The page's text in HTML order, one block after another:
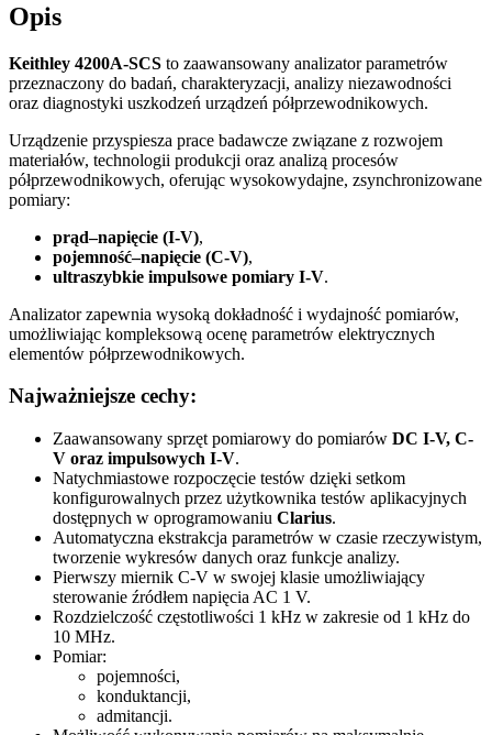
Opis
Keithley 4200A-SCS to zaawansowany analizator parametrów
przeznaczony do badań, charakteryzacji, analizy niezawodności
oraz diagnostyki uszkodzeń urządzeń półprzewodnikowych.
Urządzenie przyspiesza prace badawcze związane z rozwojem
materiałów, technologii produkcji oraz analizą procesów
półprzewodnikowych, oferując wysokowydajne, zsynchronizowane
pomiary:
prąd–napięcie (I-V),
pojemność–napięcie (C-V),
ultraszybkie impulsowe pomiary I-V.
Analizator zapewnia wysoką dokładność i wydajność pomiarów,
umożliwiając kompleksową ocenę parametrów elektrycznych
elementów półprzewodnikowych.
Najważniejsze cechy:
Zaawansowany sprzęt pomiarowy do pomiarów DC I-V, C-
V oraz impulsowych I-V.
Natychmiastowe rozpoczęcie testów dzięki setkom
konfigurowalnych przez użytkownika testów aplikacyjnych
dostępnych w oprogramowaniu Clarius.
Automatyczna ekstrakcja parametrów w czasie rzeczywistym,
tworzenie wykresów danych oraz funkcje analizy.
Pierwszy miernik C-V w swojej klasie umożliwiający
sterowanie źródłem napięcia AC 1 V.
Rozdzielczość częstotliwości 1 kHz w zakresie od 1 kHz do
10 MHz.
Pomiar:
pojemności,
konduktancji,
admitancji.